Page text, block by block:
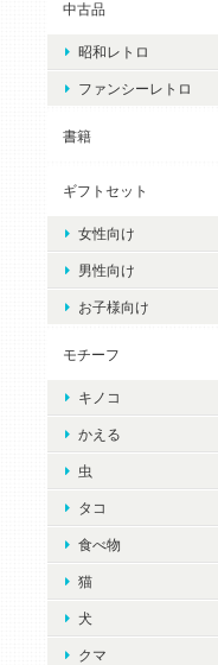
中古品
昭和レトロ
ファンシーレトロ
書籍
ギフトセット
女性向け
男性向け
お子様向け
モチーフ
キノコ
かえる
虫
タコ
食べ物
猫
犬
クマ